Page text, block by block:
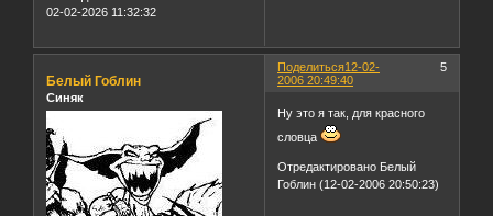
02-02-2026 11:32:32
Поделиться 5
12-02-
2006 20:49:40
Белый Гоблин
Синяк
Ну это я так, для красного
словца
Отредактировано Белый
Гоблин (12-02-2006 20:50:23)